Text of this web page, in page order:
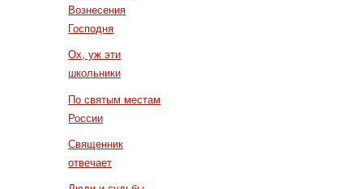
Вознесения
Господня
Ох, уж эти
школьники
По святым местам
России
Священник
отвечает